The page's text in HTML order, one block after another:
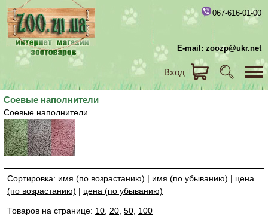
067-616-01-00
E-mail: zoozp@ukr.net
Вход
Соевые наполнители
Соевые наполнители
Сортировка: имя (по возрастанию) | имя (по убыванию) | цена
(по возрастанию) | цена (по убыванию)
Товаров на странице: 10 20 50 100